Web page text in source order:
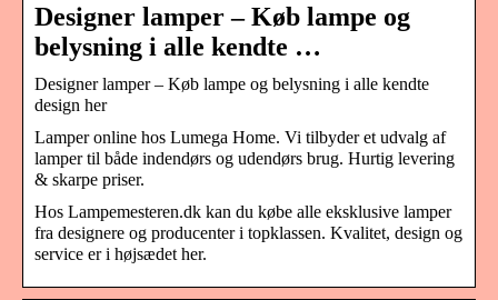
Designer lamper – Køb lampe og
belysning i alle kendte …
Designer lamper – Køb lampe og belysning i alle kendte
design her
Lamper online hos Lumega Home. Vi tilbyder et udvalg af
lamper til både indendørs og udendørs brug. Hurtig levering
& skarpe priser.
Hos Lampemesteren.dk kan du købe alle eksklusive lamper
fra designere og producenter i topklassen. Kvalitet, design og
service er i højsædet her.